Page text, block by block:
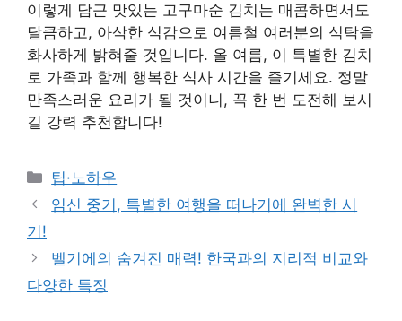
이렇게 담근 맛있는 고구마순 김치는 매콤하면서도
달큼하고, 아삭한 식감으로 여름철 여러분의 식탁을
화사하게 밝혀줄 것입니다. 올 여름, 이 특별한 김치
로 가족과 함께 행복한 식사 시간을 즐기세요. 정말
만족스러운 요리가 될 것이니, 꼭 한 번 도전해 보시
길 강력 추천합니다!
Categories
팁·노하우
임신 중기, 특별한 여행을 떠나기에 완벽한 시
기!
벨기에의 숨겨진 매력! 한국과의 지리적 비교와
다양한 특징